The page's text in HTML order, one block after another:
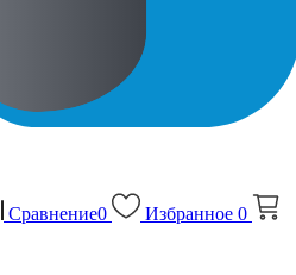
Сравнение0 Избранное 0